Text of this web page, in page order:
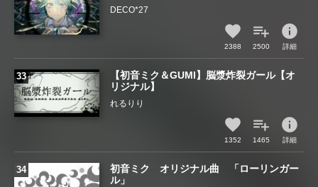
DECO*27
2388 2500
info
詳細
【初音ミク＆GUMI】脳漿炸裂ガール【オ
リジナル】
れるりり
1352 1465
info
詳細
初音ミク オリジナル曲 「ローリンガー
ル」